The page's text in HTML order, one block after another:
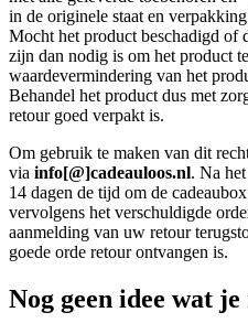
in de originele staat en
Mocht het product beschadigd of
zijn dan nodig is om het product
waardevermindering van het
Behandel het product dus met
retour goed verpakt is.
Om gebruik te maken van dit
via info[@]cadeauloos.nl. Na
14 dagen de tijd om de
vervolgens het verschuldigde
aanmelding van uw retour
goede orde retour ontvangen is.
Nog geen idee wat je